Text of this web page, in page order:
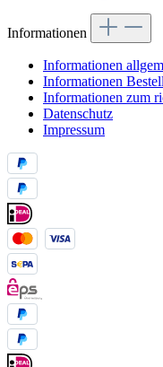
Informationen
Informationen
Informationen
Informationen zum
Datenschutz
Impressum